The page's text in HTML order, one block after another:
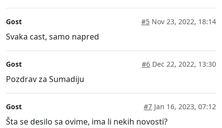
Gost #5 Nov 23, 2022, 18:14
Svaka cast, samo napred
Gost #6 Dec 22, 2022, 13:30
Pozdrav za Sumadiju
Gost #7 Jan 16, 2023, 07:12
Šta se desilo sa ovime, ima li nekih novosti?